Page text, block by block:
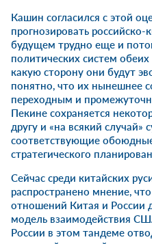
Кашин согласился с этой
прогнозировать
будущем трудно еще и
политических систем
какую сторону они будут
понятно, что их нынешнее
переходным и
Пекине сохраняется
другу и «на всякий случай»
соответствующие
стратегического
Сейчас среди китайских
распространено мнение,
отношений Китая и России
модель взаимодействия
России в этом тандеме